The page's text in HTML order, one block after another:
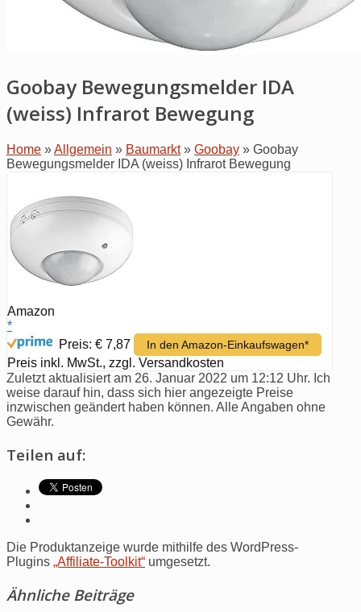
Goobay Bewegungsmelder IDA
(weiss) Infrarot Bewegung
Home »Allgemein » Baumarkt » Goobay » Goobay
Bewegungsmelder IDA (weiss) Infrarot Bewegung
Amazon
*
Preis: € 7,87
In den Amazon-Einkaufswagen*
Preis inkl. MwSt., zzgl. Versandkosten
Zuletzt aktualisiert am 26. Januar 2022 um 12:12 Uhr. Ich
weise darauf hin, dass sich hier angezeigte Preise
inzwischen geändert haben können. Alle Angaben ohne
Gewähr.
Teilen auf:
Die Produktanzeige wurde mithilfe des WordPress-
Plugins „Affiliate-Toolkit“ umgesetzt.
Ähnliche Beiträge